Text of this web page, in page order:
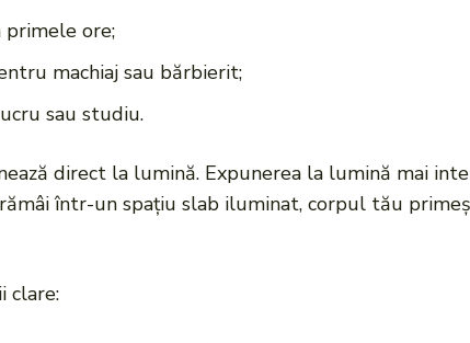
ore;
machiaj sau bărbierit;
sau studiu.
direct la lumină. Expunerea la lumină mai
într-un spațiu slab iluminat, corpul tău
clare: